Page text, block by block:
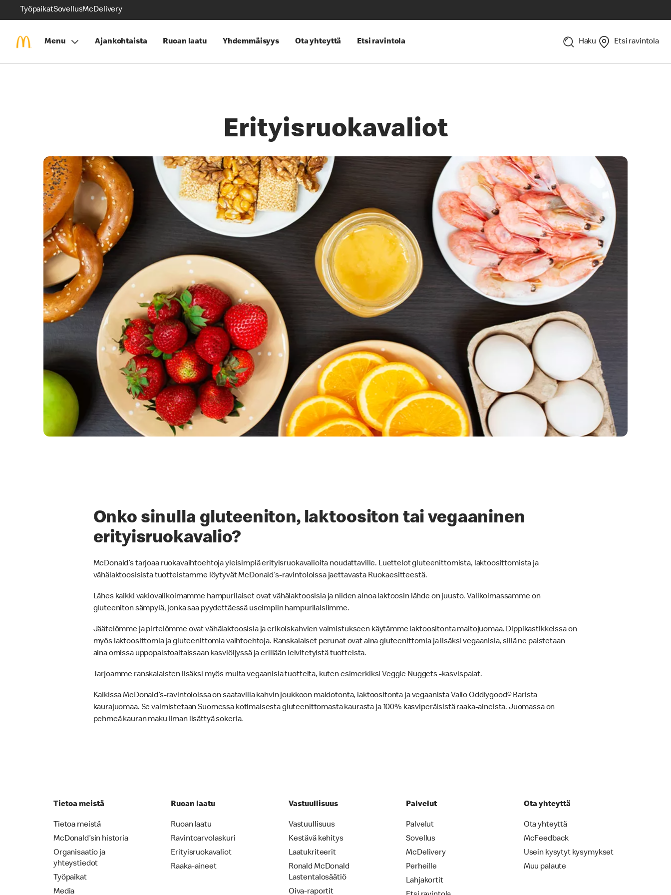
TyöpaikatSovellusMcDelivery
Menu Ajankohtaista Ruoan laatu Yhdemmäisyys Ota yhteyttä Etsi ravintola Haku Etsi ravintola
Erityisruokavaliot
Onko sinulla gluteeniton, laktoositon tai vegaaninen
erityisruokavalio?
McDonald’s tarjoaa ruokavaihtoehtoja yleisimpiä erityisruokavalioita noudattaville. Luettelot gluteenittomista, laktoosittomista ja
vähälaktoosisista tuotteistamme löytyvät McDonald’s-ravintoloissa jaettavasta Ruokaesitteestä.
Lähes kaikki vakiovalikoimamme hampurilaiset ovat vähälaktoosisia ja niiden ainoa laktoosin lähde on juusto. Valikoimassamme on
gluteeniton sämpylä, jonka saa pyydettäessä useimpiin hampurilaisiimme.
Jäätelömme ja pirtelömme ovat vähälaktoosisia ja erikoiskahvien valmistukseen käytämme laktoositonta maitojuomaa. Dippikastikkeissa on
myös laktoosittomia ja gluteenittomia vaihtoehtoja. Ranskalaiset perunat ovat aina gluteenittomia ja lisäksi vegaanisia, sillä ne paistetaan
aina omissa uppopaistoaltaissaan kasviöljyssä ja erillään leivitetyistä tuotteista.
Tarjoamme ranskalaisten lisäksi myös muita vegaanisia tuotteita, kuten esimerkiksi Veggie Nuggets -kasvispalat.
Kaikissa McDonald’s-ravintoloissa on saatavilla kahvin joukkoon maidotonta, laktoositonta ja vegaanista Valio Oddlygood® Barista
kaurajuomaa. Se valmistetaan Suomessa kotimaisesta gluteenittomasta kaurasta ja 100% kasviperäisistä raaka-aineista. Juomassa on
pehmeä kauran maku ilman lisättyä sokeria.
Tietoa meistä
Tietoa meistä
McDonald’sin historia
Organisaatio ja
yhteystiedot
Työpaikat
Media
Ruoan laatu
Ruoan laatu
Ravintoarvolaskuri
Erityisruokavaliot
Raaka-aineet
Vastuullisuus
Vastuullisuus
Kestävä kehitys
Laatukriteerit
Ronald McDonald
Lastentalosäätiö
Oiva-raportit
Palvelut
Palvelut
Sovellus
McDelivery
Perheille
Lahjakortit
Ota yhteyttä
Ota yhteyttä
McFeedback
Usein kysytyt kysymykset
Muu palaute